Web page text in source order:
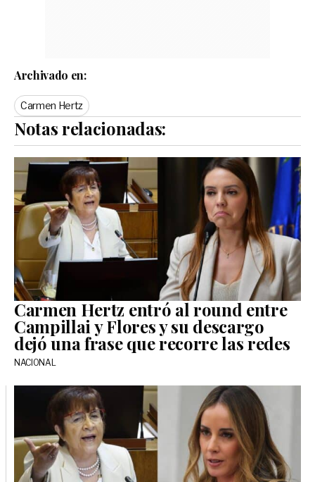
Archivado en:
Carmen Hertz
Notas relacionadas:
Carmen Hertz entró al round entre
Campillai y Flores y su descargo
dejó una frase que recorre las redes
NACIONAL